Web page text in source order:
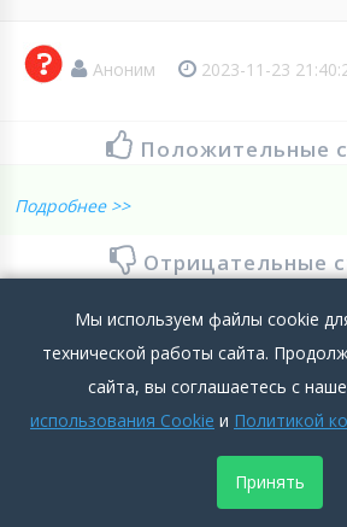
Аноним 2023-11-23
Положительные
Подробнее >>
Отрицательные
Я работаю грибная радуга город курс
работаю уже два года. И мне не отдали
зарплату всем отдали в конце декабря
Мы используем файлы cookie
технической работы сайта.
сайта, вы соглашаетесь с
использования Cookie и Политикой
Принять